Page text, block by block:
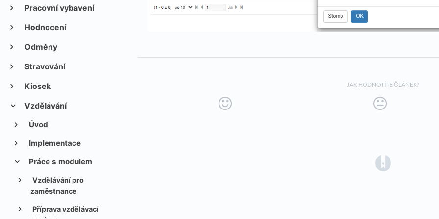
Pracovní vybavení
Hodnocení
Odměny
Stravování
Kiosek
Vzdělávání
Úvod
Implementace
Práce s modulem
Vzdělávání pro
zaměstnance
Příprava vzdělávací
JAK HODNOTÍTE ČLÁNEK?
(opens in a